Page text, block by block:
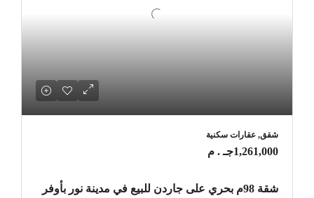
شقق, عقارات سكنية
1,261,000جـ . م
شقة 98م بحري على جاردن للبيع في مدينة نور بأوفر